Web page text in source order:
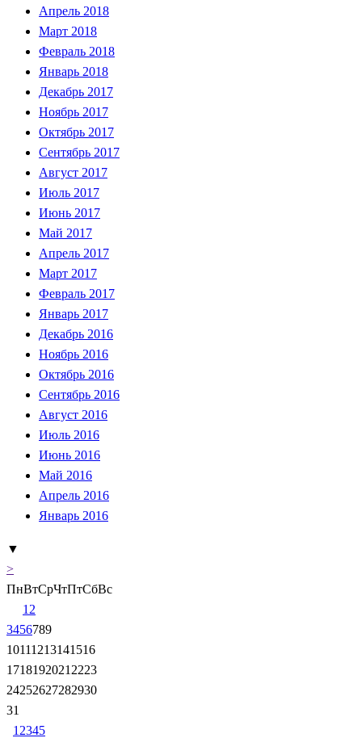
Апрель 2018
Март 2018
Февраль 2018
Январь 2018
Декабрь 2017
Ноябрь 2017
Октябрь 2017
Сентябрь 2017
Август 2017
Июль 2017
Июнь 2017
Май 2017
Апрель 2017
Март 2017
Февраль 2017
Январь 2017
Декабрь 2016
Ноябрь 2016
Октябрь 2016
Сентябрь 2016
Август 2016
Июль 2016
Июнь 2016
Май 2016
Апрель 2016
Январь 2016
▼
>
ПнВтСрЧтПтСбВс
1 2
3456789
10111213141516
1718192021 2223
24252627282930
31
1 2345